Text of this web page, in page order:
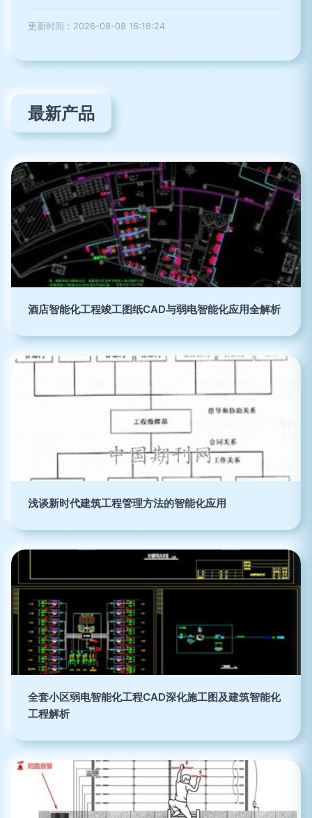
更新时间：2026-08-08 16:18:24
最新产品
酒店智能化工程竣工图纸CAD与弱电智能化应用全解析
浅谈新时代建筑工程管理方法的智能化应用
全套小区弱电智能化工程CAD深化施工图及建筑智能化
工程解析